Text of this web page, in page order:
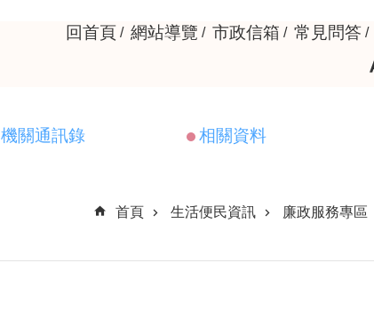
回首頁 網站導覽 市政信箱 常見問答
機關通訊錄 相關資料
首頁
生活便民資訊 廉政服務專區